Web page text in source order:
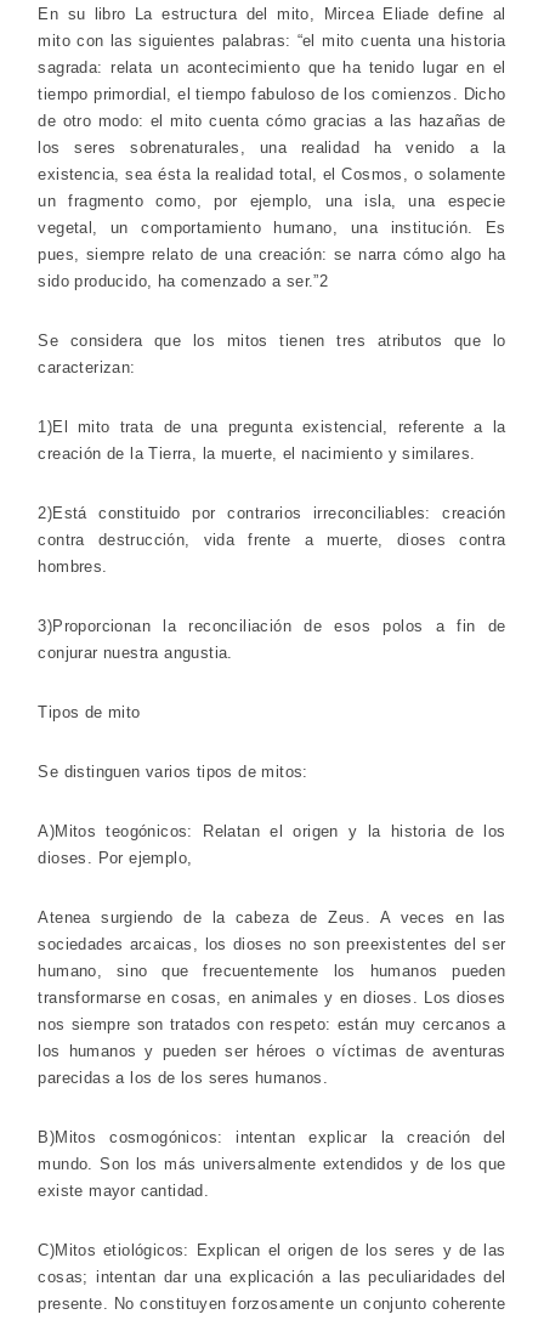
En su libro La estructura del mito, Mircea Eliade define al
mito con las siguientes palabras: “el mito cuenta una historia
sagrada: relata un acontecimiento que ha tenido lugar en el
tiempo primordial, el tiempo fabuloso de los comienzos. Dicho
de otro modo: el mito cuenta cómo gracias a las hazañas de
los seres sobrenaturales, una realidad ha venido a la
existencia, sea ésta la realidad total, el Cosmos, o solamente
un fragmento como, por ejemplo, una isla, una especie
vegetal, un comportamiento humano, una institución. Es
pues, siempre relato de una creación: se narra cómo algo ha
sido producido, ha comenzado a ser.”2
Se considera que los mitos tienen tres atributos que lo
caracterizan:
1)El mito trata de una pregunta existencial, referente a la
creación de la Tierra, la muerte, el nacimiento y similares.
2)Está constituido por contrarios irreconciliables: creación
contra destrucción, vida frente a muerte, dioses contra
hombres.
3)Proporcionan la reconciliación de esos polos a fin de
conjurar nuestra angustia.
Tipos de mito
Se distinguen varios tipos de mitos:
A)Mitos teogónicos: Relatan el origen y la historia de los
dioses. Por ejemplo,
Atenea surgiendo de la cabeza de Zeus. A veces en las
sociedades arcaicas, los dioses no son preexistentes del ser
humano, sino que frecuentemente los humanos pueden
transformarse en cosas, en animales y en dioses. Los dioses
nos siempre son tratados con respeto: están muy cercanos a
los humanos y pueden ser héroes o víctimas de aventuras
parecidas a los de los seres humanos.
B)Mitos cosmogónicos: intentan explicar la creación del
mundo. Son los más universalmente extendidos y de los que
existe mayor cantidad.
C)Mitos etiológicos: Explican el origen de los seres y de las
cosas; intentan dar una explicación a las peculiaridades del
presente. No constituyen forzosamente un conjunto coherente